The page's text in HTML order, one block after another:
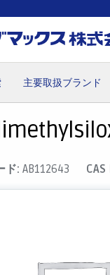
主要取扱ブランド
ド:AB112643